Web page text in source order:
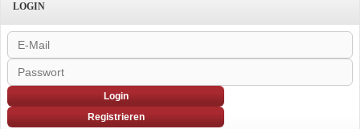
LOGIN
Login
Registrieren